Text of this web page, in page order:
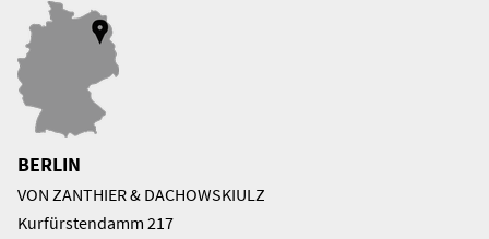
BERLIN
VON ZANTHIER & DACHOWSKIULZ
Kurfürstendamm 217